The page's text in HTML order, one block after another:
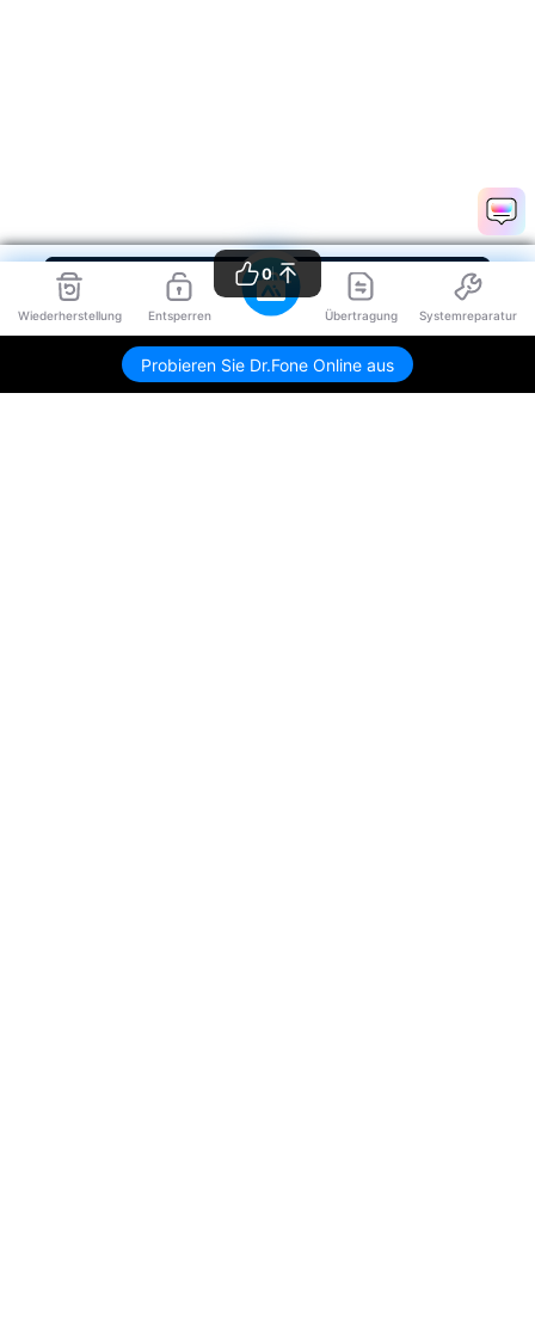
Wiederherstellung Entsperren Übertragung Systemreparatur
Probieren Sie Dr.Fone Online aus
0